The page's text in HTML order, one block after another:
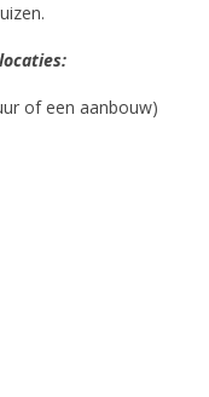
of een aanbouw)